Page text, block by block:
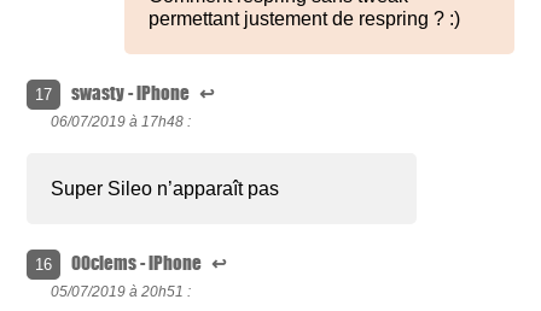
permettant justement de respring ? :)
17 swasty - iPhone ↩
06/07/2019 à 17h48 :
Super Sileo n’apparaît pas
16 00clems - iPhone ↩
05/07/2019 à 20h51 :